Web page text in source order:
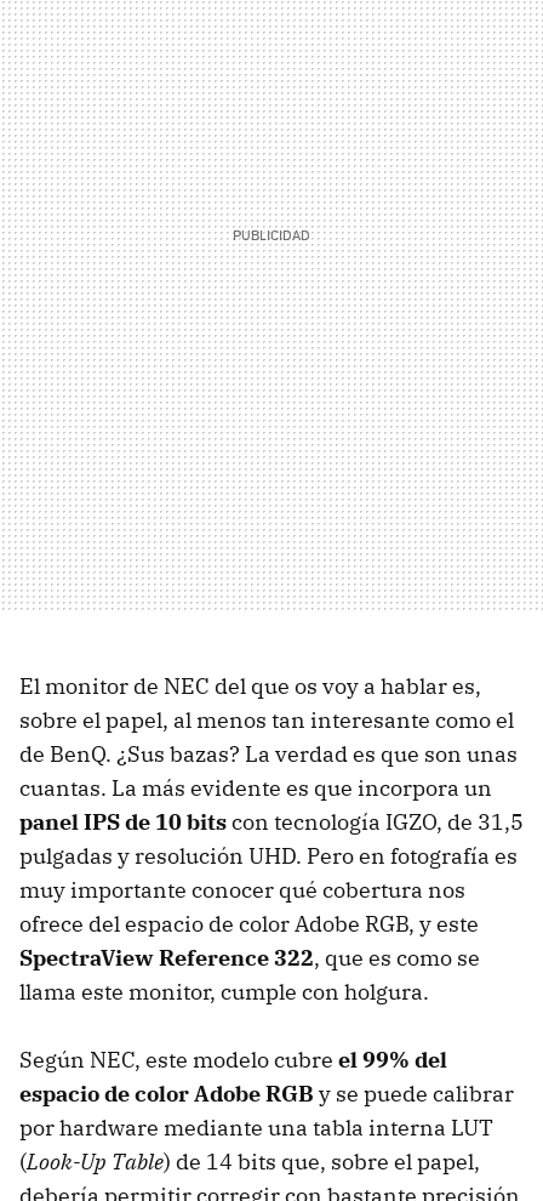
El monitor de NEC del que os voy a hablar es,
sobre el papel, al menos tan interesante como el
de BenQ. ¿Sus bazas? La verdad es que son unas
cuantas. La más evidente es que incorpora un
panel IPS de 10 bitscon tecnología IGZO, de 31,5
pulgadas y resolución UHD. Pero en fotografía es
muy importante conocer qué cobertura nos
ofrece del espacio de color Adobe RGB, y este
SpectraView Reference 322, que es como se
llama este monitor, cumple con holgura.
Según NEC, este modelo cubre el 99% del
espacio de color Adobe RGB y se puede calibrar
por hardware mediante una tabla interna LUT
(Look-Up Table) de 14 bits que, sobre el papel,